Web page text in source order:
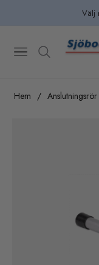
Välj
Navigation
Hem / Anslutningsrör